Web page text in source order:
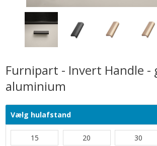
Furnipart - Invert Handle -
aluminium
Vælg hulafstand
15 20 30